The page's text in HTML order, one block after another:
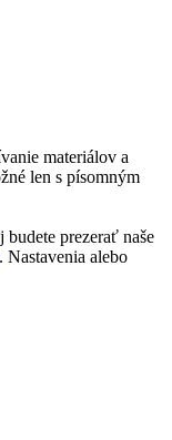
materiálov a
len s písomným
prezerať naše
. Nastavenia alebo